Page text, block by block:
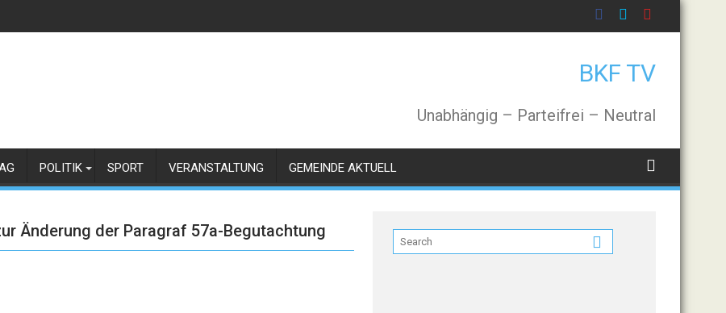
BKF TV
Unabhängig – Parteifrei – Neutral
POLITIK SPORT VERANSTALTUNG GEMEINDE AKTUELL
Änderung der Paragraf 57a-Begutachtung